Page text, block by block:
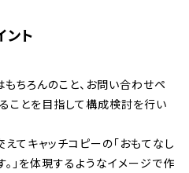
ント
ちろんのこと、お問い合わせペ
ことを目指して構成検討を行い
てキャッチコピーの「おもてなし
」を体現するようなイメージで作